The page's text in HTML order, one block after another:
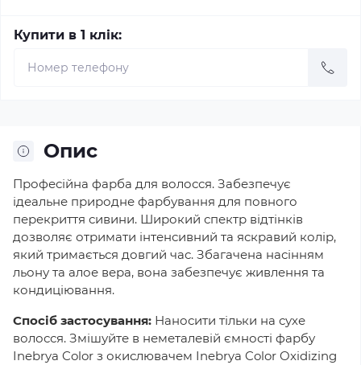
Купити в 1 клік:
Опис
Професійна фарба для волосся. Забезпечує
ідеальне природне фарбування для повного
перекриття сивини. Широкий спектр відтінків
дозволяє отримати інтенсивний та яскравий колір,
який тримається довгий час. Збагачена насінням
льону та алое вера, вона забезпечує живлення та
кондиціювання.
Спосіб застосування: Наносити тільки на сухе
волосся. Змішуйте в неметалевій ємності фарбу
Inebrya Color з окислювачем Inebrya Color Oxidizing